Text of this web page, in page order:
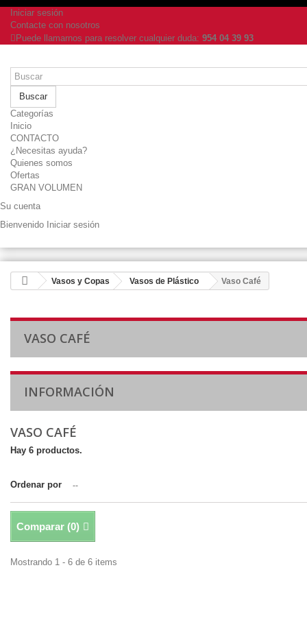
Iniciar sesión
Contacte con nosotros
Puede llamarnos para resolver cualquier duda: 954 04 39 93
Buscar
Categorías
Inicio
CONTACTO
¿Necesitas ayuda?
Quienes somos
Ofertas
GRAN VOLUMEN
Su cuenta
Bienvenido Iniciar sesión
Vasos y Copas Vasos de Plástico Vaso Café
VASO CAFÉ
INFORMACIÓN
VASO CAFÉ
Hay 6 productos.
Ordenar por --
Comparar (0)
Mostrando 1 - 6 de 6 items